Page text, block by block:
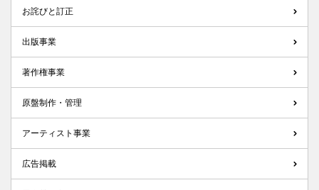
お詫びと訂正
出版事業
著作権事業
原盤制作・管理
アーティスト事業
広告掲載